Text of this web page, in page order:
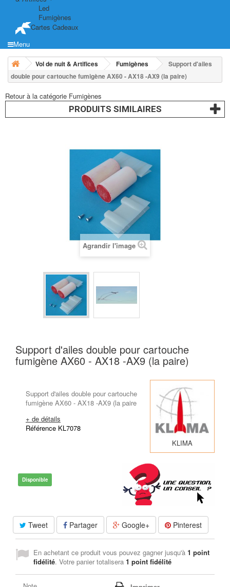
Led
Fumigènes
Cartes Cadeaux
Menu
Vol de nuit & Artifices Fumigènes
Support d'ailes
double pour cartouche fumigène AX60 - AX18 -AX9 (la paire)
Retour à la catégorie Fumigènes
PRODUITS SIMILAIRES
Agrandir l'image
Support d'ailes double pour cartouche
fumigène AX60 - AX18 -AX9 (la paire)
Support d'ailes double pour cartouche
fumigène AX60 - AX18 -AX9 (la paire
+ de détails
Référence KL7078
KLIMA
Disponible
Tweet Partager Google+ Pinterest
En achetant ce produit vous pouvez gagner jusqu'à 1 point
fidélité. Votre panier totalisera 1 point fidélité